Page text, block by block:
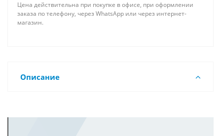
Цена действительна при покупке в офисе, при оформлении
заказа по телефону, через WhatsApp или через интернет-
магазин.
Описание